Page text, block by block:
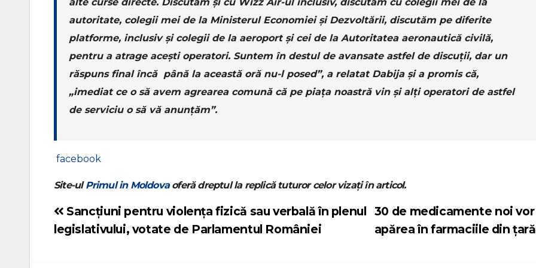
autoritate, colegii mei de la Ministerul Economiei și Dezvoltării, discutăm pe diferite
platforme, inclusiv și colegii de la aeroport și cei de la Autoritatea aeronautică civilă,
pentru a atrage acești operatori. Suntem în destul de avansate astfel de discuții, dar un
răspuns final încă până la această oră nu-l posed”, a relatat Dabija și a promis că,
„imediat ce o să avem agrearea comună că pe piața noastră vin și alți operatori de astfel
de serviciu o să vă anunțăm”.
facebook
Site-ulPrimul in Moldovaoferă dreptul la replică tuturor celor vizați în articol.
Navigare
în
30 de medicamente noi vor
apărea în farmaciile din
Sancțiuni pentru violenţa fizică sau verbală în plenul
legislativului, votate de Parlamentul României